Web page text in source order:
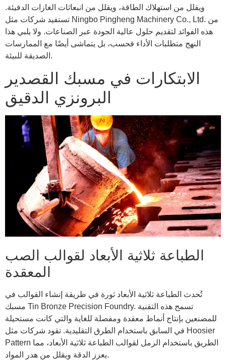
ويقلل من استهلاك الطاقة، ويقلل من انبعاثات الغازات الدفيئة.
تستفيد شركات مثل Ningbo Pingheng Machinery Co., Ltd. من
هذه الفوائد لتقديم حلول عالية الجودة عبر الصناعات. ولا يلبي هذا
النهج متطلبات الأداء فحسب، بل يتماشى أيضًا مع الممارسات
الصديقة للبيئة.
الابتكارات في مسبك القصدير
البرونزي الدقيق
الطباعة ثلاثية الأبعاد لقوالب الصب
المعقدة
تُحدث الطباعة ثلاثية الأبعاد ثورة في طريقة إنشاء القوالب في
مسبك Tin Bronze Precision Foundry. تسمح هذه التقنية
للمصنعين بإنتاج أنماط معقدة ومفصلة للغاية والتي كانت مستحيلة
في السابق باستخدام الطرق التقليدية. تقود شركات مثل Hoosier
Pattern الطريق باستخدام الرمل لقوالب الطباعة ثلاثية الأبعاد، مما
يعزز الدقة ويقلل من هدر المواد.